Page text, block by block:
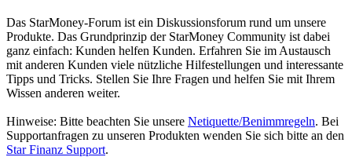
Das StarMoney-Forum ist ein Diskussionsforum rund um unsere
Produkte. Das Grundprinzip der StarMoney Community ist dabei
ganz einfach: Kunden helfen Kunden. Erfahren Sie im Austausch
mit anderen Kunden viele nützliche Hilfestellungen und interessante
Tipps und Tricks. Stellen Sie Ihre Fragen und helfen Sie mit Ihrem
Wissen anderen weiter.
Hinweise: Bitte beachten Sie unsere Netiquette/Benimmregeln. Bei
Supportanfragen zu unseren Produkten wenden Sie sich bitte an den
Star Finanz Support.